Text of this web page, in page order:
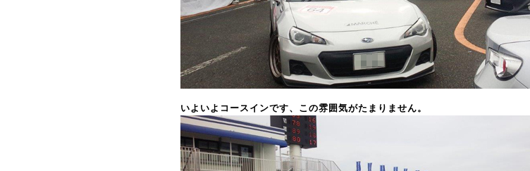
いよいよコースインです、この雰囲気がたまりません。